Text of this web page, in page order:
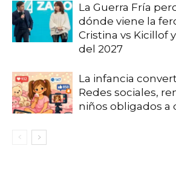
La Guerra Fría
dónde viene la
Cristina vs Kicillof
del 2027
La infancia
Redes sociales,
niños obligados a